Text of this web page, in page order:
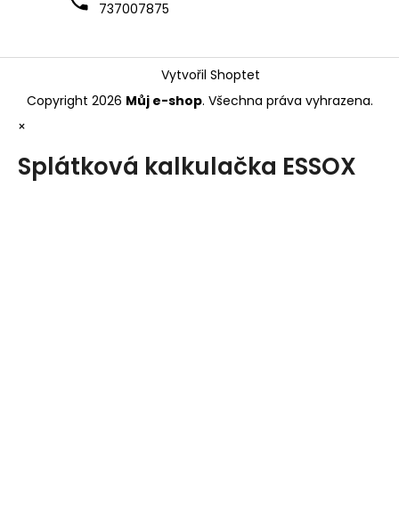
737007875
Vytvořil Shoptet
Copyright 2026 Můj e-shop. Všechna práva vyhrazena.
×
Splátková kalkulačka ESSOX